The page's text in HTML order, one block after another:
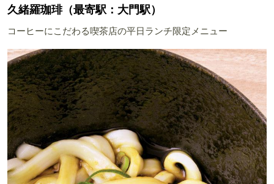
久緒羅珈琲（最寄駅：大門駅）
コーヒーにこだわる喫茶店の平日ランチ限定メニュー